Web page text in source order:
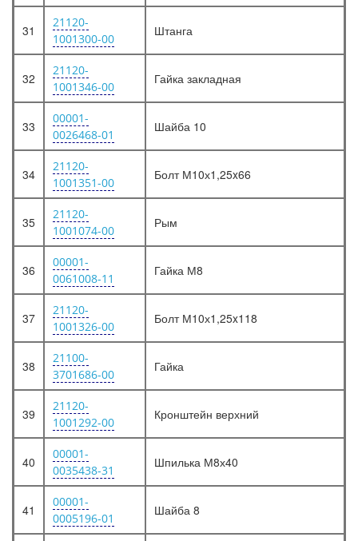
31
21120-
1001300-00
Штанга
32
21120-
1001346-00
Гайка закладная
33
00001-
0026468-01
Шайба 10
34
21120-
1001351-00
Болт М10х1,25x66
35
21120-
1001074-00
Рым
36
00001-
0061008-11
Гайка М8
37
21120-
1001326-00
Болт М10х1,25x118
38
21100-
3701686-00
Гайка
39
21120-
1001292-00
Кронштейн верхний
40
00001-
0035438-31
Шпилька М8х40
41
00001-
0005196-01
Шайба 8